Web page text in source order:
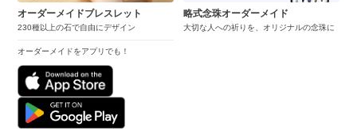
オーダーメイドブレスレット
230種以上の石で自由にデザイン
オーダーメイドをアプリでも！
略式念珠オーダーメイド
大切な人への祈りを、オリジナルの念珠に